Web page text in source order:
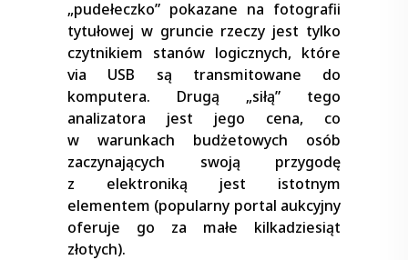
„pudełeczko” pokazane na fotografii
tytułowej w gruncie rzeczy jest tylko
czytnikiem stanów logicznych, które
via USB są transmitowane do
komputera. Drugą „siłą” tego
analizatora jest jego cena, co
w warunkach budżetowych osób
zaczynających swoją przygodę
z elektroniką jest istotnym
elementem (popularny portal aukcyjny
oferuje go za małe kilkadziesiąt
złotych).